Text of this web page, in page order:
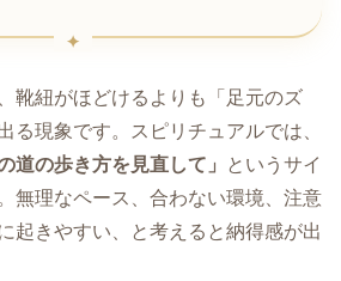
靴紐がほどけるよりも「足元のズ
る現象です。スピリチュアルでは、
道の歩き方を見直して」
というサイ
無理なペース、合わない環境、注意
起きやすい、と考えると納得感が出